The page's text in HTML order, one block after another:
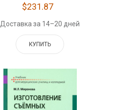
$231.87
Доставка за 14–20 дней
КУПИТЬ